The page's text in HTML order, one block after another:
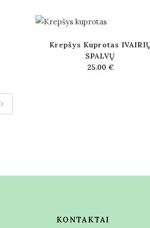
Krepšys Kuprotas
SPALVŲ
25.00 €
KONTAKTAI